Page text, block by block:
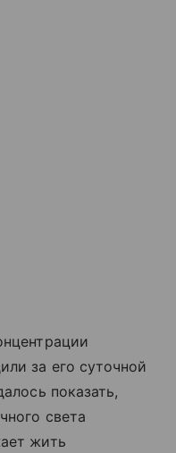
за его суточной
показать,
света
жить